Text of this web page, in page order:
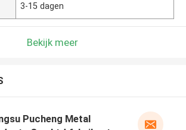
3-15 dagen
Bekijk meer
Pucheng Metal